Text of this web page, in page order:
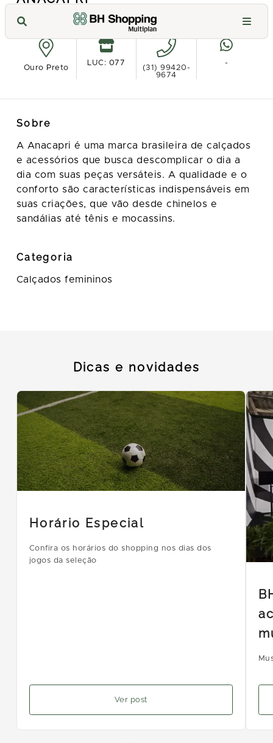
Ver no mapa
Ouro Preto
LUC: 077
(31) 99420-
9674
-
Sobre
A Anacapri é uma marca brasileira de calçados
e acessórios que busca descomplicar o dia a
dia com suas peças versáteis. A qualidade e o
conforto são características indispensáveis em
suas criações, que vão desde chinelos e
sandálias até tênis e mocassins.
Categoria
Calçados femininos
Dicas e novidades
Horário Especial
Confira os horários do shopping nos dias dos
jogos da seleção
Ver post